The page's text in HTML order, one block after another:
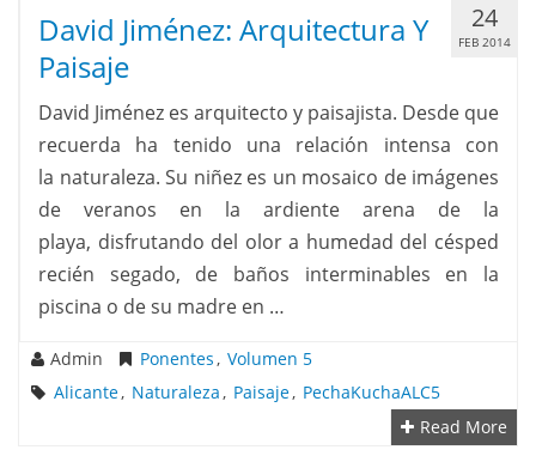
David Jiménez: Arquitectura Y
Paisaje
24
FEB 2014
David Jiménez es arquitecto y paisajista. Desde que
recuerda ha tenido una relación intensa con
la naturaleza. Su niñez es un mosaico de imágenes
de veranos en la ardiente arena de la
playa, disfrutando del olor a humedad del césped
recién segado, de baños interminables en la
piscina o de su madre en …
Admin Ponentes, Volumen 5
Alicante, Naturaleza, Paisaje, PechaKuchaALC5
Read More